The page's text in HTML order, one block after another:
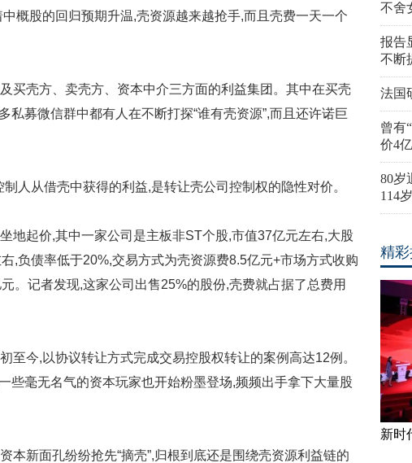
股的回归预期升温,壳资源越来越抢手,而且壳费一天一个
壳方、卖壳方、资本中介三方面的利益集团。其中在买壳
私募微信群中都有人在不断打探“谁有壳资源”,而且还许诺巨
人从借壳中获得的利益,是转让壳公司控制权的隐性对价。
起价,其中一家公司是主板非ST个股,市值37亿元左右,大股
,负债率低于20%,交易方式为壳资源费8.5亿元+市场方式收购
。记者发现,这家公司出售25%的股份,壳费就占据了总费用
今,以协议转让方式完成交易控股权转让的案例高达12例。
些毫无名气的资本玩家也开始粉墨登场,频频出手拿下大量股
新面孔纷纷抢先“摘壳”,归根到底还是围绕壳资源利益链的
不舍
报告
不断
法国
曾有
价4亿
80岁
114
精
新时